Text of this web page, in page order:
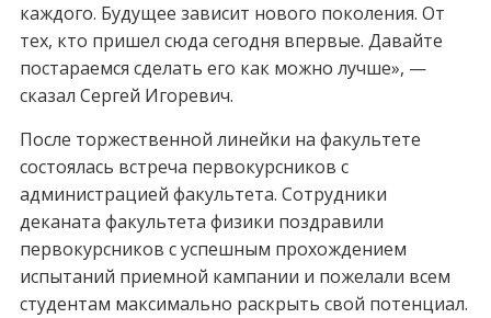
каждого. Будущее зависит нового поколения. От
тех, кто пришел сюда сегодня впервые. Давайте
постараемся сделать его как можно лучше», —
сказал Сергей Игоревич.
После торжественной линейки на факультете
состоялась встреча первокурсников с
администрацией факультета. Сотрудники
деканата факультета физики поздравили
первокурсников с успешным прохождением
испытаний приемной кампании и пожелали всем
студентам максимально раскрыть свой потенциал.